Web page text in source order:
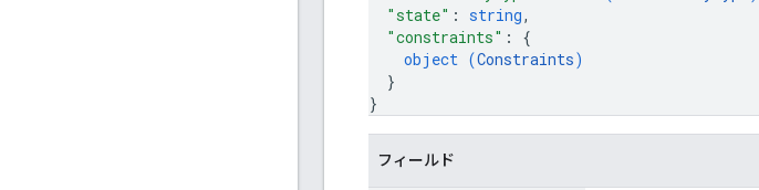
"state" : string,
"constraints" : {
object (Constraints)
}
}
フィールド